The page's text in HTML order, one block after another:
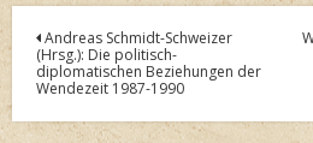
Post
navigation
Andreas Schmidt-Schweizer
(Hrsg.): Die politisch-
diplomatischen Beziehungen der
Wendezeit 1987-1990